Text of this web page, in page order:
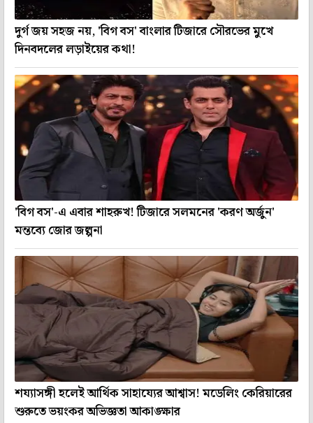
দুর্গ জয় সহজ নয়, 'বিগ বস' বাংলার টিজারে সৌরভের মুখে
দিনবদলের লড়াইয়ের কথা!
'বিগ বস'-এ এবার শাহরুখ! টিজারে সলমনের 'করণ অর্জুন'
মন্তব্যে জোর জল্পনা
শয্যাসঙ্গী হলেই আর্থিক সাহায্যের আশ্বাস! মডেলিং কেরিয়ারের
শুরুতে ভয়ংকর অভিজ্ঞতা আকাঙ্ক্ষার